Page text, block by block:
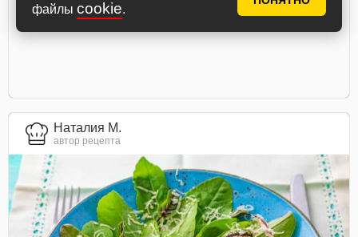
файлы cookie.
Наталия М.
автор рецепта